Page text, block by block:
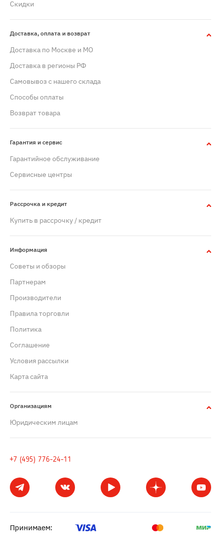
Скидки
Доставка, оплата и возврат
Доставка по Москве и МО
Доставка в регионы РФ
Самовывоз с нашего склада
Способы оплаты
Возврат товара
Гарантия и сервис
Гарантийное обслуживание
Сервисные центры
Рассрочка и кредит
Купить в рассрочку / кредит
Информация
Советы и обзоры
Партнерам
Производители
Правила торговли
Политика
Cоглашение
Условия рассылки
Карта сайта
Организациям
Юридическим лицам
+7 (495) 776-24-11
Принимаем: